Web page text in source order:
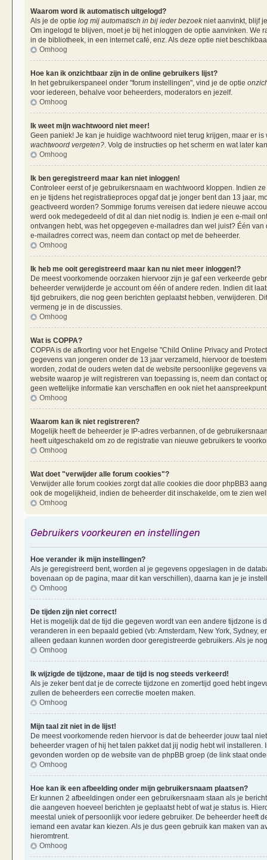
Waarom word ik automatisch uitgelogd?
Als je de optie log mij automatisch in bij ieder bezoekniet aanvinkt, blijf
Om ingelogd te blijven, moet je bij het inloggen de optie aanvinken. We
in de bibliotheek, in een internet café, enz. Als deze optie niet
Omhoog
Hoe kan ik onzichtbaar zijn in de online gebruikers lijst?
In het gebruikerspaneel onder "forum instellingen", vind je de optie
voor iedereen, behalve voor beheerders, moderators en jezelf.
Omhoog
Ik weet mijn wachtwoord niet meer!
Geen paniek! Je kan je huidige wachtwoord niet terug krijgen, maar er
wachtwoord vergeten? . Volg de instructies op het scherm en wat later
Omhoog
Ik ben geregistreerd maar kan niet inloggen!
Controleer eerst of je gebruikersnaam en wachtwoord kloppen. Indien
en je tijdens het registratieproces opgaf dat je jonger bent dan 13 jaar,
geactiveerd worden? Sommige forums vereisen dat iedere nieuwe
werd ook medegedeeld of dit al dan niet nodig is. Indien je een e-mail
ontvangen hebt, was het opgegeven e-mailadres dan wel juist? Één
e-mailadres correct was, neem dan contact op met de beheerder.
Omhoog
Ik heb me ooit geregistreerd maar kan nu niet meer inloggen!?
De meest voorkomende oorzaken hiervoor zijn je gaf een verkeerde
beheerder verwijderde je account om één of andere reden. Indien dit
tijd gebruikers, die nog geen berichten geplaatst hebben, verwijderen.
vermeng je in de discussies.
Omhoog
Wat is COPPA?
COPPA is de afkorting voor het Engelse "Child Online Privacy and
gegevens van jongeren onder de 13 jaar verzameld, hiervoor de
worden, zodat de ouders weten dat de website persoonlijke gegevens
website waarop je wilt registreren van toepassing is, neem dan contact
geen wettelijke informatie kan verschaffen en ook niet het
Omhoog
Waarom kan ik niet registreren?
Mogelijk heeft de beheerder je IP-adres verbannen, of de
heeft uitgeschakeld om zo de registratie van nieuwe gebruikers te
Omhoog
Wat doet "verwijder alle forum cookies"?
Verwijder alle forum cookies zorgt dat alle cookies die door phpBB3
ook de mogelijkheid, indien de beheerder dit inschakelde, om te zien
Omhoog
Gebruikers voorkeuren en instellingen
Hoe verander ik mijn instellingen?
Als je geregistreerd bent, worden al je gegevens opgeslagen in de
bovenaan op de pagina, maar dit kan verschillen), daarna kan je je
Omhoog
De tijden zijn niet correct!
Het is mogelijk dat de tijd die gegeven wordt van een andere tijdzone
veranderen in een bepaald gebied (vb: Amsterdam, New York, Sydney,
alleen gedaan kunnen worden door geregistreerde gebruikers. Als je
Omhoog
Ik wijzigde de tijdzone, maar de tijd is nog steeds verkeerd!
Als je zeker bent dat je de correcte tijdzone en zomertijd goed hebt
zullen de beheerders een correctie moeten maken.
Omhoog
Mijn taal zit niet in de lijst!
De meest voorkomende reden hiervoor is dat de beheerder jouw taal
beheerder vragen of hij het talen pakket dat jij nodig hebt wil
gevonden worden op de website van de phpBB groep (de link staat
Omhoog
Hoe kan ik een afbeelding onder mijn gebruikersnaam plaatsen?
Er kunnen 2 afbeeldingen onder een gebruikersnaam staan als je
die aangeven hoeveel berichten je geplaatst hebt of wat je status is.
meestal uniek of persoonlijk voor iedere gebruiker. De beheerder heeft
iemand een avatar kan kiezen. Als je dus geen gebruik kan maken van
hieromtrent.
Omhoog